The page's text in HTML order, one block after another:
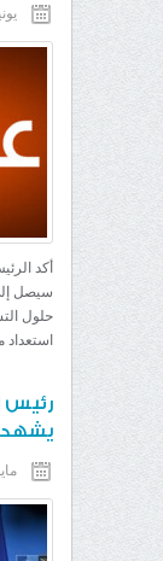
يونيو
أكد
سيصل
حلول
رئيس
يشهد
مايو 31,